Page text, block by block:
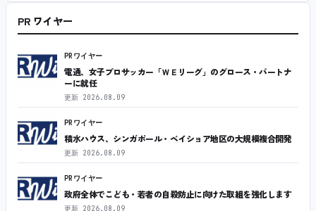
PR ワイヤー
PRワイヤー
電通、女子プロサッカー「ＷＥリーグ」のグロース・パートナ
ーに就任
更新 2026.08.09
PRワイヤー
積水ハウス、シンガポール・ベイショア地区の大規模複合開発
更新 2026.08.09
PRワイヤー
政府全体でこども・若者の自殺防止に向けた取組を強化します
更新 2026.08.09